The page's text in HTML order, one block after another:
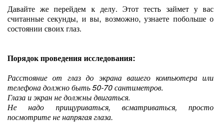
Давайте же перейдем к делу. Этот тесть займет у вас
считанные секунды, и вы, возможно, узнаете побольше о
состоянии своих глаз.
Порядок проведения исследования:
Расстояние от глаз до экрана вашего компьютера или
телефона должно быть 50-70 сантиметров.
Глаза и экран не должны двигаться.
Не надо прищуриваться, всматриваться, просто
посмотрите не напрягая глаза.